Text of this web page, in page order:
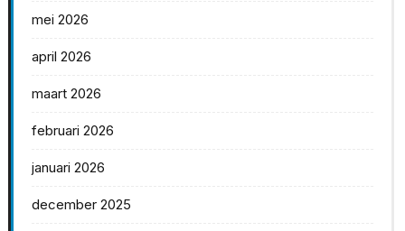
mei 2026
april 2026
maart 2026
februari 2026
januari 2026
december 2025